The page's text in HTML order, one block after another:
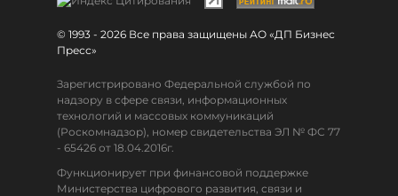
© 1993 - 2026 Все права защищены АО «ДП Бизнес
Пресс»
Зарегистрировано Федеральной службой по
надзору в сфере связи, информационных
технологий и массовых коммуникаций
(Роскомнадзор), номер свидетельства ЭЛ № ФС 77
- 65426 от 18.04.2016г.
Функционирует при финансовой поддержке
Министерства цифрового развития, связи и